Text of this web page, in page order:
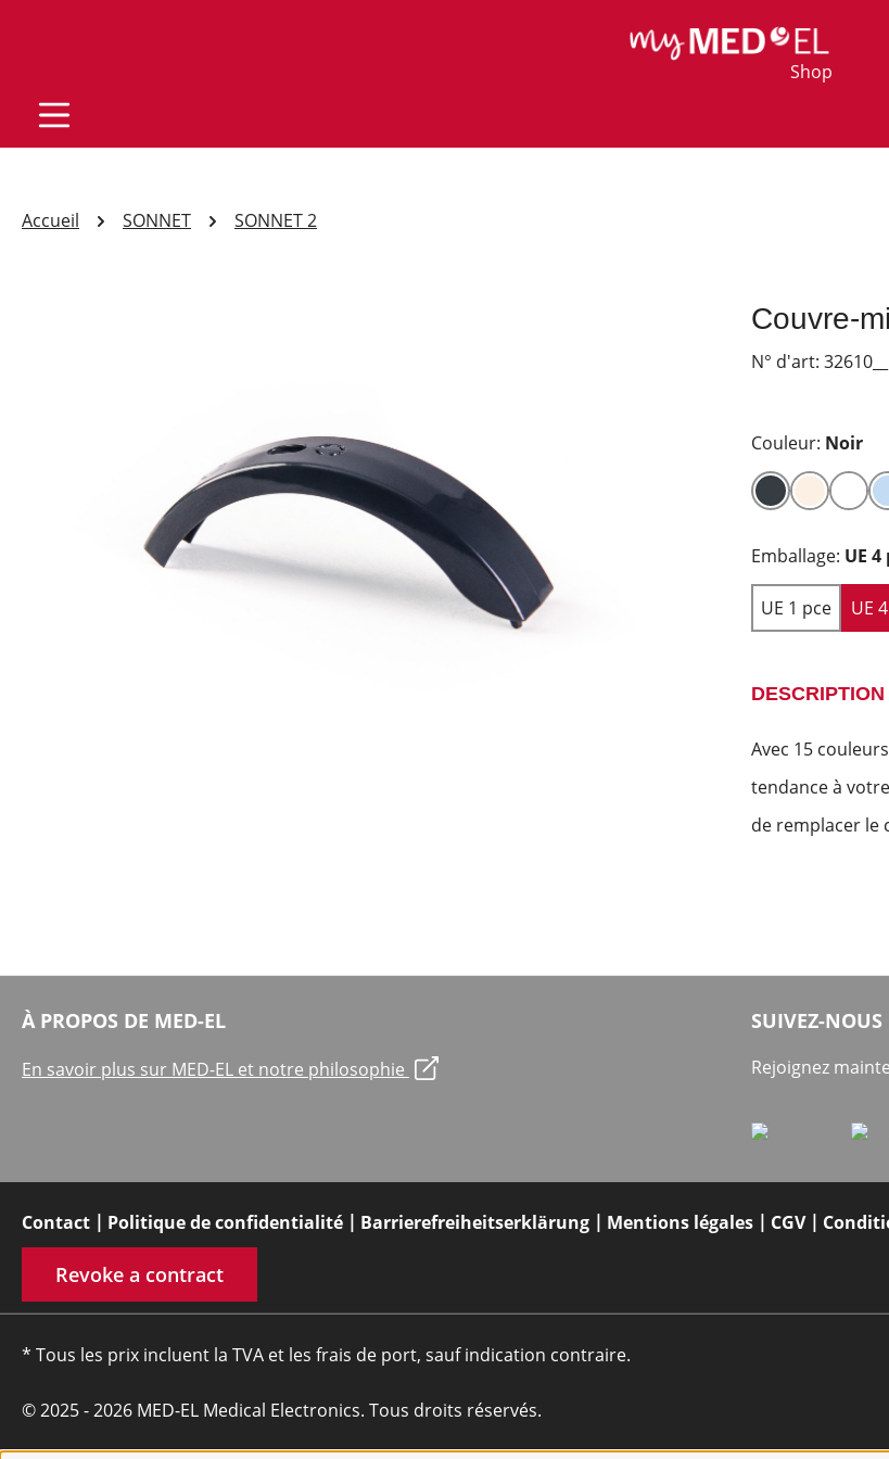
Shop
Accueil SONNET SONNET 2
Couvre-
N° d'art:
Couleur: Noir
Emballage: UE 4
UE 1 pce UE
DESCRIPTION
Avec 15
tendance à
de remplacer le
À PROPOS DE MED-EL
En savoir plus sur MED-EL et notre philosophie
SUIVEZ-NOUS
Rejoignez
Contact Politique de confidentialité Barrierefreiheitserklärung Mentions légales CGV
Revoke a contract
* Tous les prix incluent la TVA et les frais de port, sauf indication contraire.
© 2025 - 2026 MED-EL Medical Electronics. Tous droits réservés.